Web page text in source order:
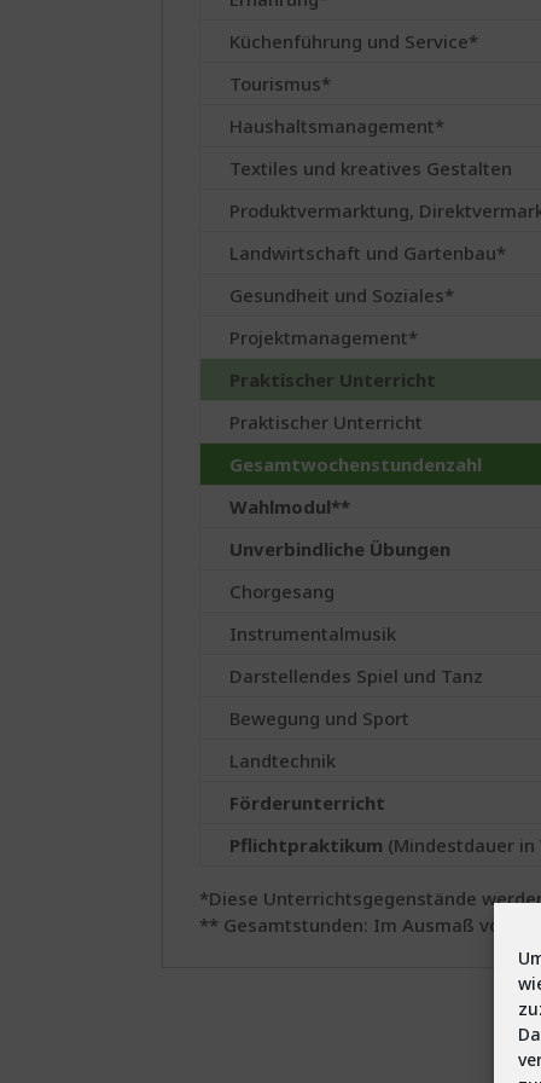
Küchenführung und Service*
Tourismus*
Haushaltsmanagement*
Textiles und kreatives Gestalten
Produktvermarktung,
Landwirtschaft und Gartenbau*
Gesundheit und Soziales*
Projektmanagement*
Praktischer Unterricht
Praktischer Unterricht
Gesamtwochenstundenzahl
Wahlmodul**
Unverbindliche Übungen
Chorgesang
Instrumentalmusik
Darstellendes Spiel und Tanz
Bewegung und Sport
Landtechnik
Förderunterricht
Pflichtpraktikum (Mindestdauer in
*Diese Unterrichtsgegenstände
** Gesamtstunden: Im Ausmaß von